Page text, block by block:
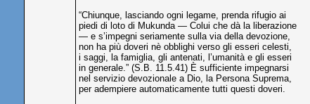
“Chiunque, lasciando ogni legame, prenda rifugio ai
piedi di loto di Mukunda — Colui che dà la liberazione
— e s’impegni seriamente sulla via della devozione,
non ha più doveri nè obblighi verso gli esseri celesti,
i saggi, la famiglia, gli antenati, l’umanità e gli esseri
in generale.” (S.B. 11.5.41) È sufficiente impegnarsi
nel servizio devozionale a Dio, la Persona Suprema,
per adempiere automaticamente tutti questi doveri.